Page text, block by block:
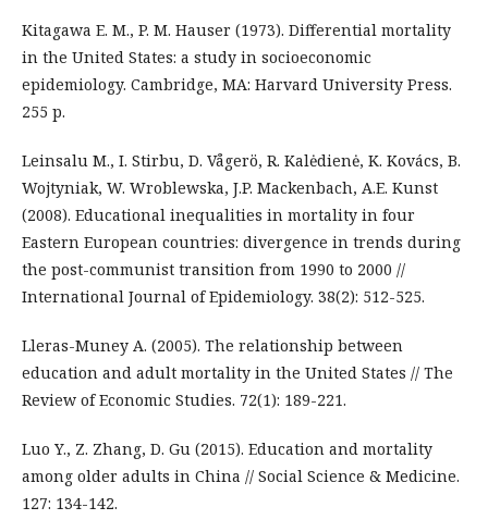
Kitagawa E. M., P. M. Hauser (1973). Differential mortality
in the United States: a study in socioeconomic
epidemiology. Cambridge, MA: Harvard University Press.
255 p.
Leinsalu M., I. Stirbu, D. Vågerö, R. Kalėdienė, K. Kovács, B.
Wojtyniak, W. Wroblewska, J.P. Mackenbach, A.E. Kunst
(2008). Educational inequalities in mortality in four
Eastern European countries: divergence in trends during
the post-communist transition from 1990 to 2000 //
International Journal of Epidemiology. 38(2): 512-525.
Lleras-Muney A. (2005). The relationship between
education and adult mortality in the United States // The
Review of Economic Studies. 72(1): 189-221.
Luo Y., Z. Zhang, D. Gu (2015). Education and mortality
among older adults in China // Social Science & Medicine.
127: 134-142.